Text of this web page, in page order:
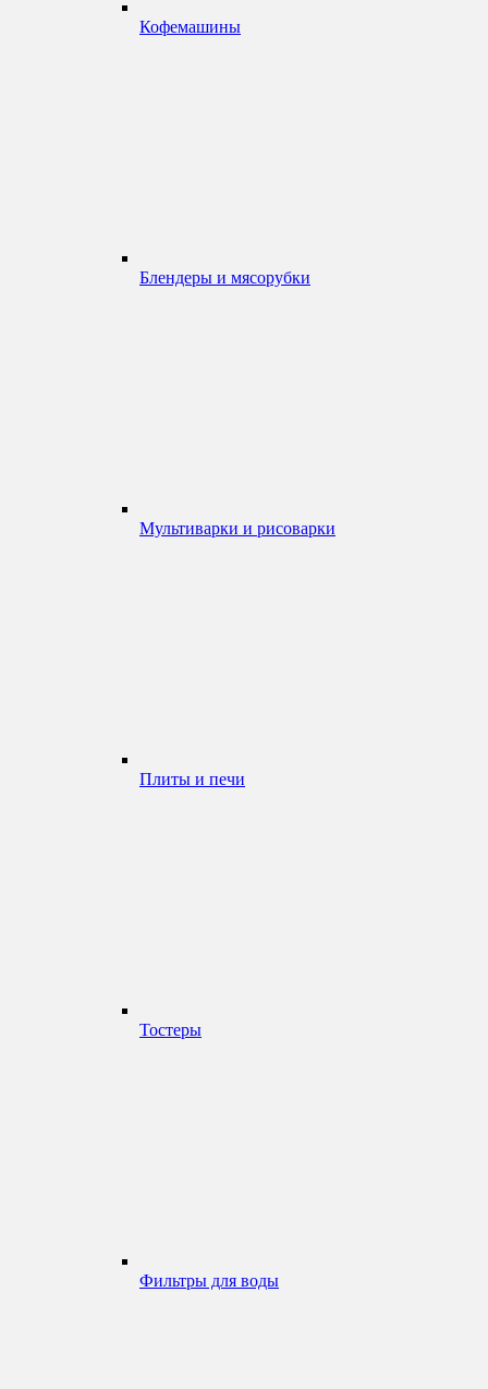
Кофемашины
Блендеры и мясорубки
Мультиварки и рисоварки
Плиты и печи
Тостеры
Фильтры для воды